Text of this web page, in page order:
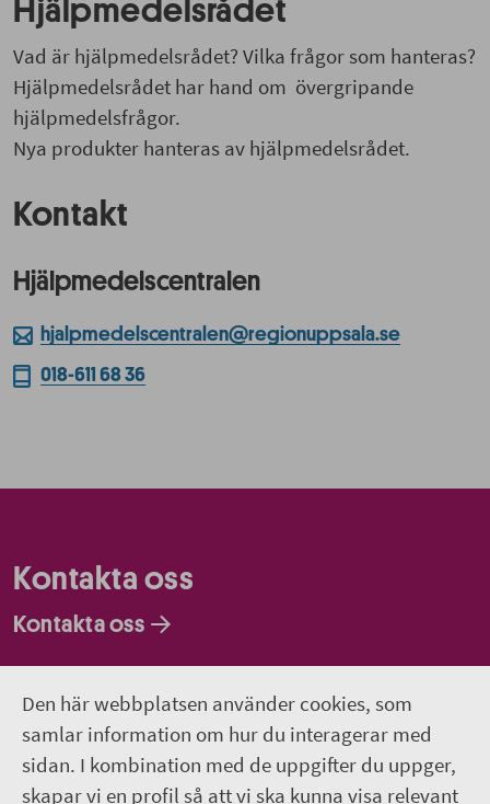
Den här webbplatsen använder cookies, som
samlar information om hur du interagerar med
sidan. I kombination med de uppgifter du uppger,
skapar vi en profil så att vi ska kunna visa relevant
Hjälpmedelsrådet
Vad är hjälpmedelsrådet? Vilka frågor som hanteras?
Hjälpmedelsrådet har hand om övergripande
hjälpmedelsfrågor.
Nya produkter hanteras av hjälpmedelsrådet.
Kontakt
Hjälpmedelscentralen
hjalpmedelscentralen@regionuppsala.se
018-611 68 36
Kontakta oss
Kontakta oss
Om webbplatsen
018-611 00 00